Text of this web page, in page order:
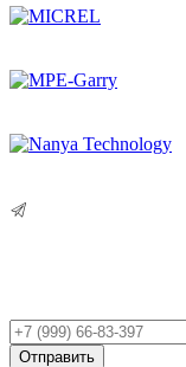
Ваш
телефон
Отправить